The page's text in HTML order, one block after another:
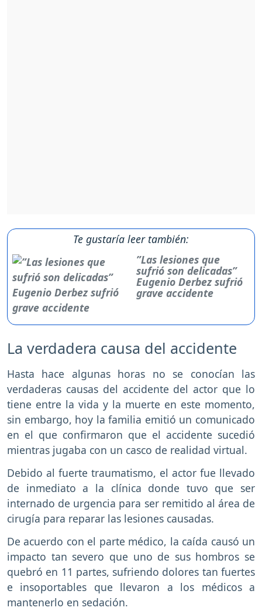
Te gustaría leer también:
”Las lesiones que
sufrió son delicadas”
Eugenio Derbez sufrió
grave accidente
La verdadera causa del accidente
Hasta hace algunas horas no se conocían las
verdaderas causas del accidente del actor que lo
tiene entre la vida y la muerte en este momento,
sin embargo, hoy la familia emitió un comunicado
en el que confirmaron que el accidente sucedió
mientras jugaba con un casco de realidad virtual.
Debido al fuerte traumatismo, el actor fue llevado
de inmediato a la clínica donde tuvo que ser
internado de urgencia para ser remitido al área de
cirugía para reparar las lesiones causadas.
De acuerdo con el parte médico, la caída causó un
impacto tan severo que uno de sus hombros se
quebró en 11 partes, sufriendo dolores tan fuertes
e insoportables que llevaron a los médicos a
mantenerlo en sedación.